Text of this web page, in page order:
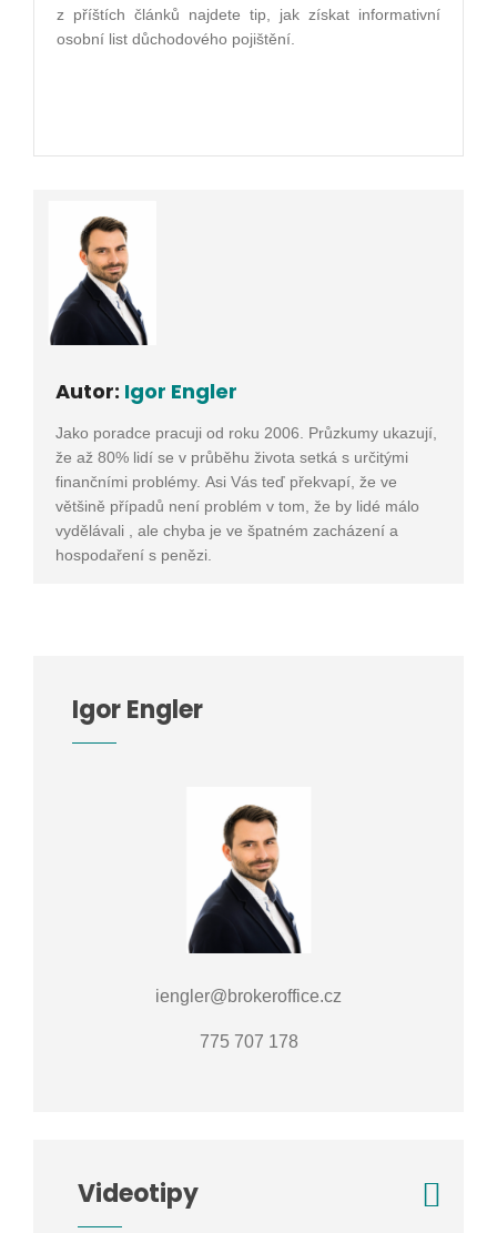
z příštích článků najdete tip, jak získat informativní
osobní list důchodového pojištění.
Autor: Igor Engler
Jako poradce pracuji od roku 2006. Průzkumy ukazují,
že až 80% lidí se v průběhu života setká s určitými
finančními problémy. Asi Vás teď překvapí, že ve
většině případů není problém v tom, že by lidé málo
vydělávali , ale chyba je ve špatném zacházení a
hospodaření s penězi.
Igor Engler
iengler@brokeroffice.cz
775 707 178
Videotipy